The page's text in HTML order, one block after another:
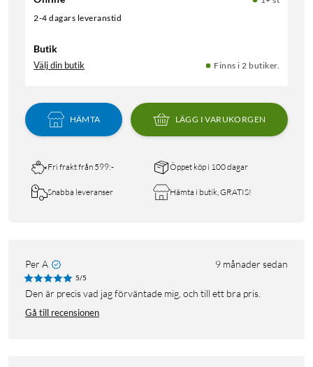
2-4 dagars leveranstid
Butik
Välj din butik Finns i 2 butiker.
HÄMTA LÄGG I VARUKORGEN
Fri frakt från 599:- Öppet köp i 100 dagar
Snabba leveranser Hämta i butik, GRATIS!
Per A 9 månader sedan
5/5
Den är precis vad jag förväntade mig, och till ett bra pris.
Gå till recensionen